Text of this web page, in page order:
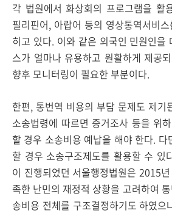
각 법원에서 화상회의 프로그램을 활
필리핀어, 아랍어 등의 영상통역서비
히고 있다. 이와 같은 외국인 민원인을
스가 얼마나 유용하고 원활하게 제공
향후 모니터링이 필요한 부분이다.
한편, 통번역 비용의 부담 문제도 제기
소송법령에 따르면 증거조사 등을 위
할 경우 소송비용 예납을 해야 한다. 다
할 경우 소송구조제도를 활용할 수 있
이 진행되었던 서울행정법원은 2015
족한 난민의 재정적 상황을 고려하여
송비용 전체를 구조결정하기도 하였으